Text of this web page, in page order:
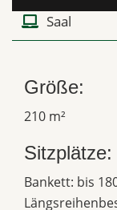
Saal
Größe:
210 m²
Sitzplätze:
Bankett: bis